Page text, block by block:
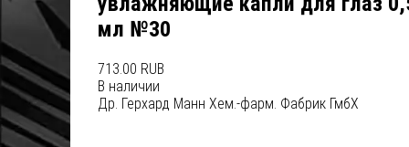
мл №30
713.00 RUB
В наличии
Др. Герхард Манн Хем.-фарм. Фабрик ГмбХ